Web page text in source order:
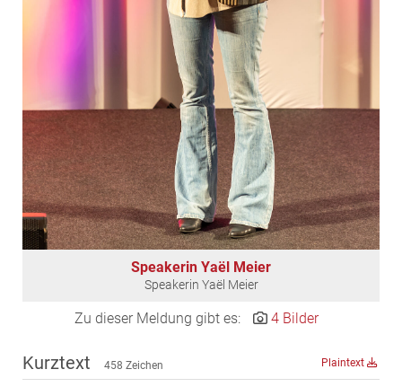
ÖKO-Wohnbau
PAYUCA
Raiffeisen Property Holding International
Salon Real
Savoir Vivre Group
Schwabenhaus
VÖPE Next
Speakerin Yaël Meier
Speakerin Yaël Meier
Zu dieser Meldung gibt es: 4 Bilder
Kurztext 458 Zeichen Plaintext